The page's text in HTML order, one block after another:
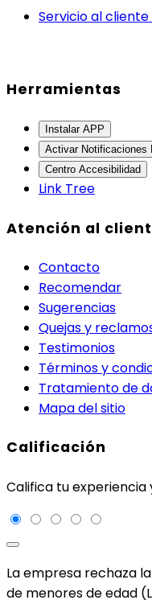
Servicio al
Herramientas
Instalar APP
Activar Notificaciones
Centro Accesibilidad
Link Tree
Atención al
Contacto
Recomendar
Sugerencias
Quejas y
Testimonios
Términos y
Tratamiento de
Mapa del sitio
Calificación
Califica tu
La empresa rechaza
de menores de edad